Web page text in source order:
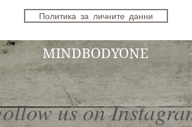
Политика за личните данни
MINDBODYONE
us on Instagram